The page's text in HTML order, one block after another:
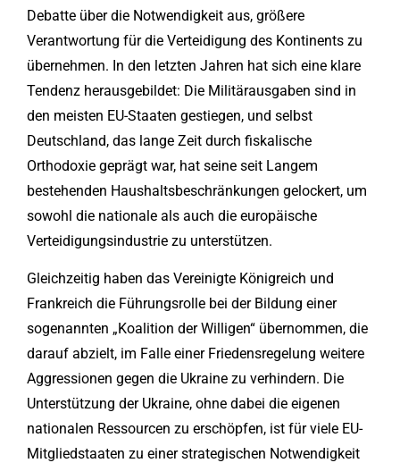
Debatte über die Notwendigkeit aus, größere
Verantwortung für die Verteidigung des Kontinents zu
übernehmen. In den letzten Jahren hat sich eine klare
Tendenz herausgebildet: Die Militärausgaben sind in
den meisten EU-Staaten gestiegen, und selbst
Deutschland, das lange Zeit durch fiskalische
Orthodoxie geprägt war, hat seine seit Langem
bestehenden Haushaltsbeschränkungen gelockert, um
sowohl die nationale als auch die europäische
Verteidigungsindustrie zu unterstützen.
Gleichzeitig haben das Vereinigte Königreich und
Frankreich die Führungsrolle bei der Bildung einer
sogenannten „Koalition der Willigen“ übernommen, die
darauf abzielt, im Falle einer Friedensregelung weitere
Aggressionen gegen die Ukraine zu verhindern. Die
Unterstützung der Ukraine, ohne dabei die eigenen
nationalen Ressourcen zu erschöpfen, ist für viele EU-
Mitgliedstaaten zu einer strategischen Notwendigkeit